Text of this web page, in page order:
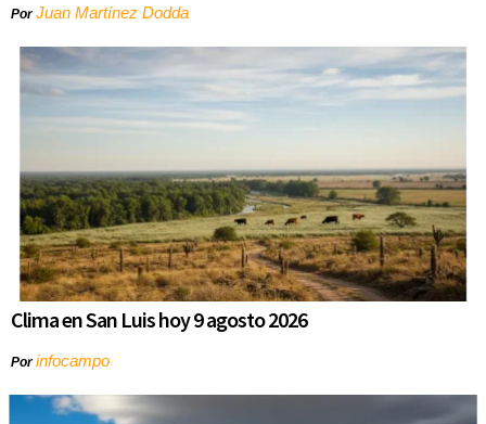
PorJuan Martínez Dodda
Clima en San Luis hoy 9 agosto 2026
Porinfocampo